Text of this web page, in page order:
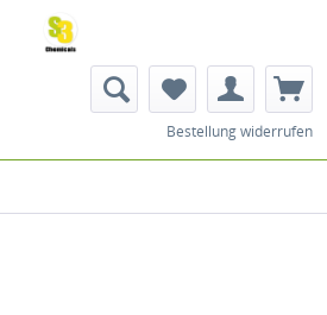
Bestellung widerrufen